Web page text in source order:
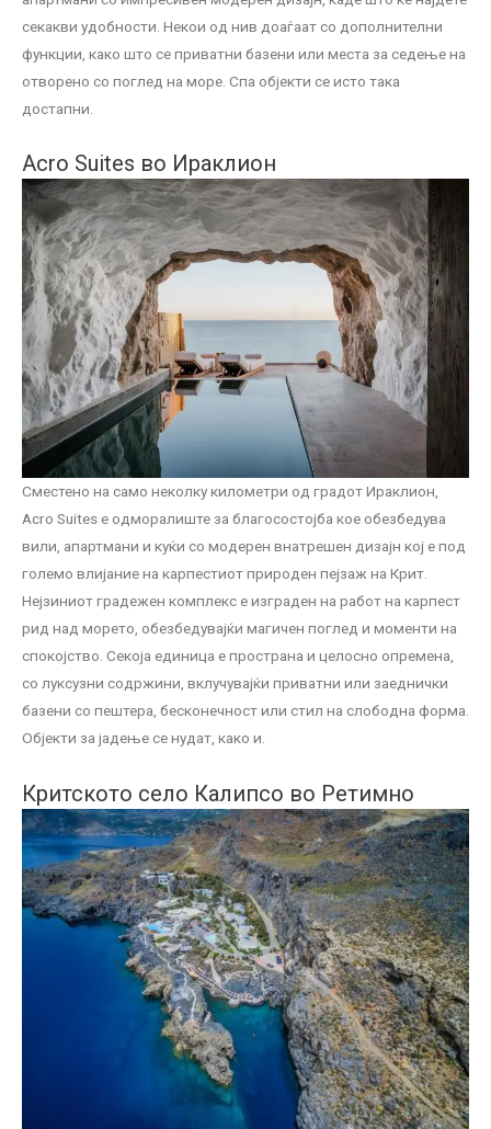
секакви удобности. Некои од нив доаѓаат со дополнителни
функции, како што се приватни базени или места за седење на
отворено со поглед на море. Спа објекти се исто така
достапни.
Acro Suites во Ираклион
Сместено на само неколку километри од градот Ираклион,
Acro Suites е одморалиште за благосостојба кое обезбедува
вили, апартмани и куќи со модерен внатрешен дизајн кој е под
големо влијание на карпестиот природен пејзаж на Крит.
Нејзиниот градежен комплекс е изграден на работ на карпест
рид над морето, обезбедувајќи магичен поглед и моменти на
спокојство. Секоја единица е пространа и целосно опремена,
со луксузни содржини, вклучувајќи приватни или заеднички
базени со пештера, бесконечност или стил на слободна форма.
Објекти за јадење се нудат, како и.
Критското село Калипсо во Ретимно